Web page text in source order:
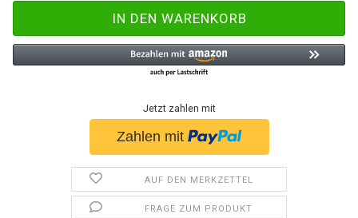
Jetzt zahlen mit
AUF DEN MERKZETTEL
FRAGE ZUM PRODUKT